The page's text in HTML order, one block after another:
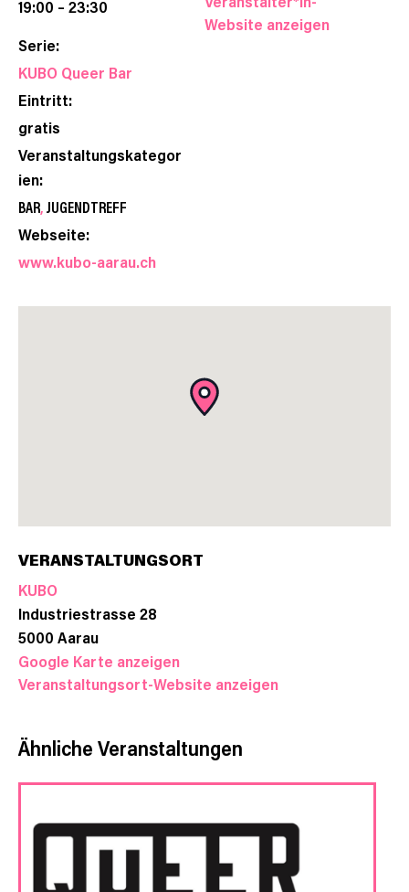
19:00 – 23:30
Serie:
KUBO Queer Bar
Eintritt:
gratis
Veranstaltungskategor
ien:
BAR,JUGENDTREFF
Webseite:
www.kubo-aarau.ch
Website anzeigen
VERANSTALTUNGSORT
KUBO
Industriestrasse 28
5000 Aarau
Google Karte anzeigen
Veranstaltungsort-Website anzeigen
Ähnliche Veranstaltungen